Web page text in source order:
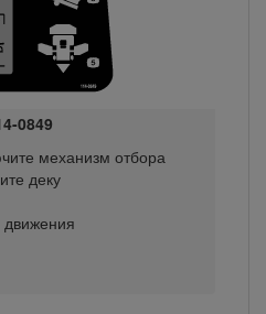
0849
механизм отбора
деку